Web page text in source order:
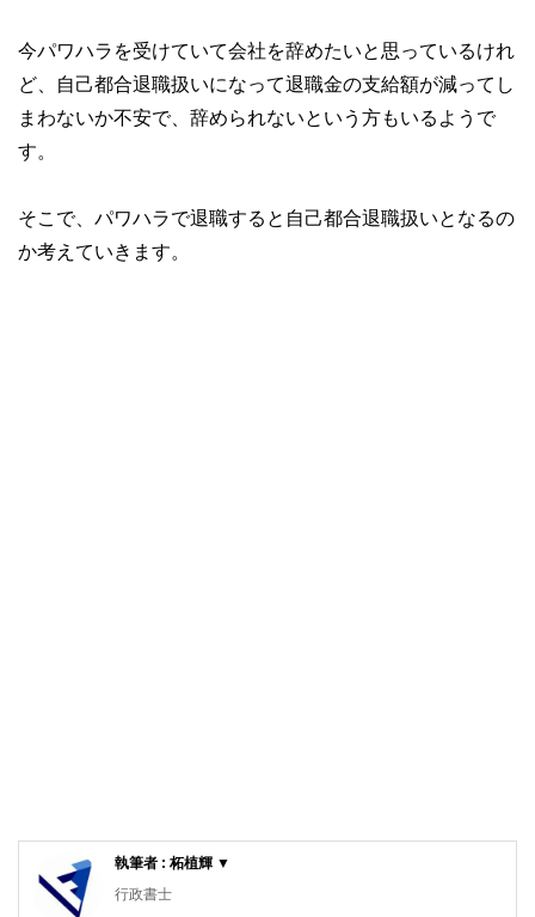
今パワハラを受けていて会社を辞めたいと思っているけれ
ど、自己都合退職扱いになって退職金の支給額が減ってし
まわないか不安で、辞められないという方もいるようで
す。
そこで、パワハラで退職すると自己都合退職扱いとなるの
か考えていきます。
執筆者 : 柘植輝 ▼
行政書士